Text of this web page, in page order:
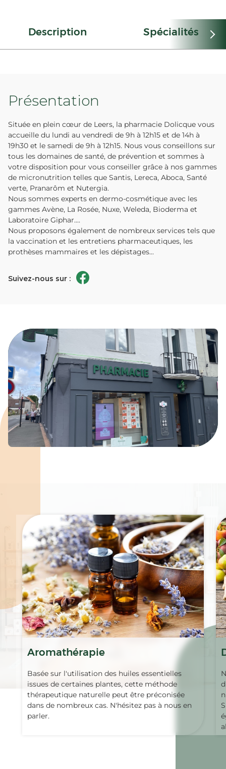
Description Spécialités
Présentation
Située en plein cœur de Leers, la pharmacie Dolicque vous
accueille du lundi au vendredi de 9h à 12h15 et de 14h à
19h30 et le samedi de 9h à 12h15. Nous vous conseillons sur
tous les domaines de santé, de prévention et sommes à
votre disposition pour vous conseiller grâce à nos gammes
de micronutrition telles que Santis, Lereca, Aboca, Santé
verte, Pranarôm et Nutergia.
Nous sommes experts en dermo-cosmétique avec les
gammes Avène, La Rosée, Nuxe, Weleda, Bioderma et
Laboratoire Giphar....
Nous proposons également de nombreux services tels que
la vaccination et les entretiens pharmaceutiques, les
prothèses mammaires et les dépistages...
Suivez-nous sur :
Aromathérapie
Basée sur l'utilisation des huiles essentielles
issues de certaines plantes, cette méthode
thérapeutique naturelle peut être préconisée
dans de nombreux cas. N'hésitez pas à nous en
parler.